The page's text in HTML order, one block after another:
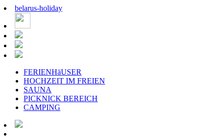
belarus-holiday
FERIENHäUSER
HOCHZEIT IM FREIEN
SAUNA
PICKNICK BEREICH
CAMPING